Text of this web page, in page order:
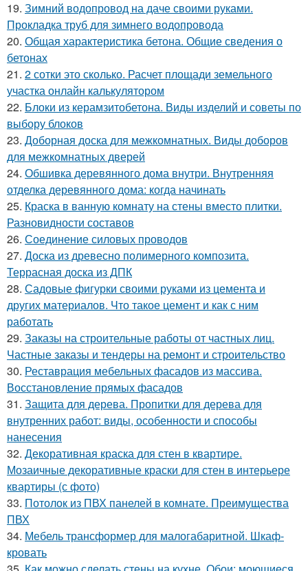
19. Зимний водопровод на даче своими руками.
Прокладка труб для зимнего водопровода
20. Общая характеристика бетона. Общие сведения о
бетонах
21. 2 сотки это сколько. Расчет площади земельного
участка онлайн калькулятором
22. Блоки из керамзитобетона. Виды изделий и советы по
выбору блоков
23. Доборная доска для межкомнатных. Виды доборов
для межкомнатных дверей
24. Обшивка деревянного дома внутри. Внутренняя
отделка деревянного дома: когда начинать
25. Краска в ванную комнату на стены вместо плитки.
Разновидности составов
26. Соединение силовых проводов
27. Доска из древесно полимерного композита.
Террасная доска из ДПК
28. Садовые фигурки своими руками из цемента и
других материалов. Что такое цемент и как с ним
работать
29. Заказы на строительные работы от частных лиц.
Частные заказы и тендеры на ремонт и строительство
30. Реставрация мебельных фасадов из массива.
Восстановление прямых фасадов
31. Защита для дерева. Пропитки для дерева для
внутренних работ: виды, особенности и способы
нанесения
32. Декоративная краска для стен в квартире.
Мозаичные декоративные краски для стен в интерьере
квартиры (с фото)
33. Потолок из ПВХ панелей в комнате. Преимущества
ПВХ
34. Мебель трансформер для малогабаритной. Шкаф-
кровать